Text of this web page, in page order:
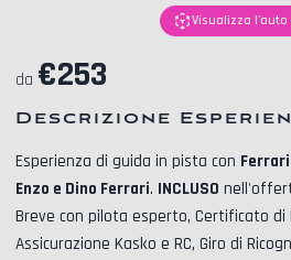
Visualizza l'auto
da €253
Descrizione
Esperienza di guida in pista con Ferrari
Enzo e Dino Ferrari. INCLUSO
Breve con pilota esperto, Certificato di
Assicurazione Kasko e RC, Giro di